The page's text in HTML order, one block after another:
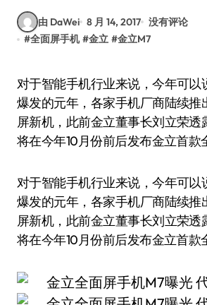
由 DaWei 8 月 14, 2017 没有评论
#全面屏手机 #金立 #金立M7
对于智能手机行业来说，今年可以说是全面屏手机
爆发的元年，各家手机厂商陆续推
屏新机，此前金立董事长刘立荣透
将在今年10月份前后发布金立首款
对于智能手机行业来说，今年可以
爆发的元年，各家手机厂商陆续推
屏新机，此前金立董事长刘立荣透
将在今年10月份前后发布金立首款